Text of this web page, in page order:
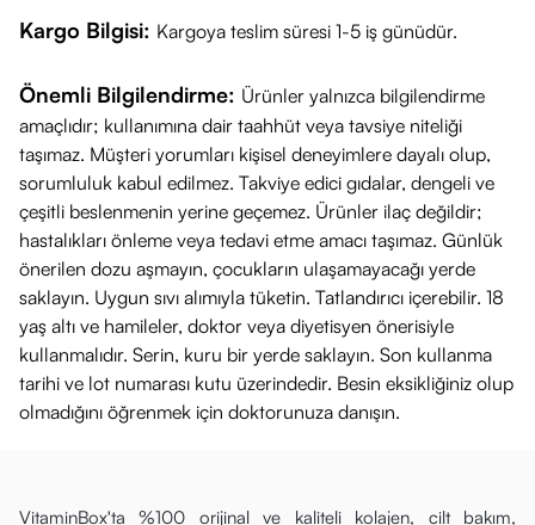
Kargo Bilgisi: Kargoya teslim süresi 1-5 iş günüdür.
Önemli Bilgilendirme: Ürünler yalnızca bilgilendirme
amaçlıdır; kullanımına dair taahhüt veya tavsiye niteliği
taşımaz. Müşteri yorumları kişisel deneyimlere dayalı olup,
sorumluluk kabul edilmez. Takviye edici gıdalar, dengeli ve
çeşitli beslenmenin yerine geçemez. Ürünler ilaç değildir;
hastalıkları önleme veya tedavi etme amacı taşımaz. Günlük
önerilen dozu aşmayın, çocukların ulaşamayacağı yerde
saklayın. Uygun sıvı alımıyla tüketin. Tatlandırıcı içerebilir. 18
yaş altı ve hamileler, doktor veya diyetisyen önerisiyle
kullanmalıdır. Serin, kuru bir yerde saklayın. Son kullanma
tarihi ve lot numarası kutu üzerindedir. Besin eksikliğiniz olup
olmadığını öğrenmek için doktorunuza danışın.
VitaminBox'ta %100 orijinal ve kaliteli kolajen, cilt bakım,